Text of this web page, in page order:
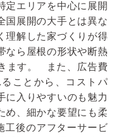
定エリアを中心に展開
国展開の大手とは異な
理解した家づくりが得
なら屋根の形状や断熱
ます。
また、広告費
ことから、コストパ
に入りやすいのも魅力
め、細かな要望にも柔
工後のアフターサービ